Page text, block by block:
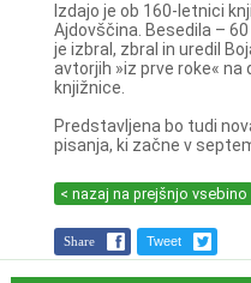
Izdajo je ob 160-letnici
Ajdovščina. Besedila –
je izbral, zbral in uredil
avtorjih »iz prve roke« na
knjižnice.
Predstavljena bo tudi
pisanja, ki začne v
< nazaj na prejšnjo vsebino
Share Tweet